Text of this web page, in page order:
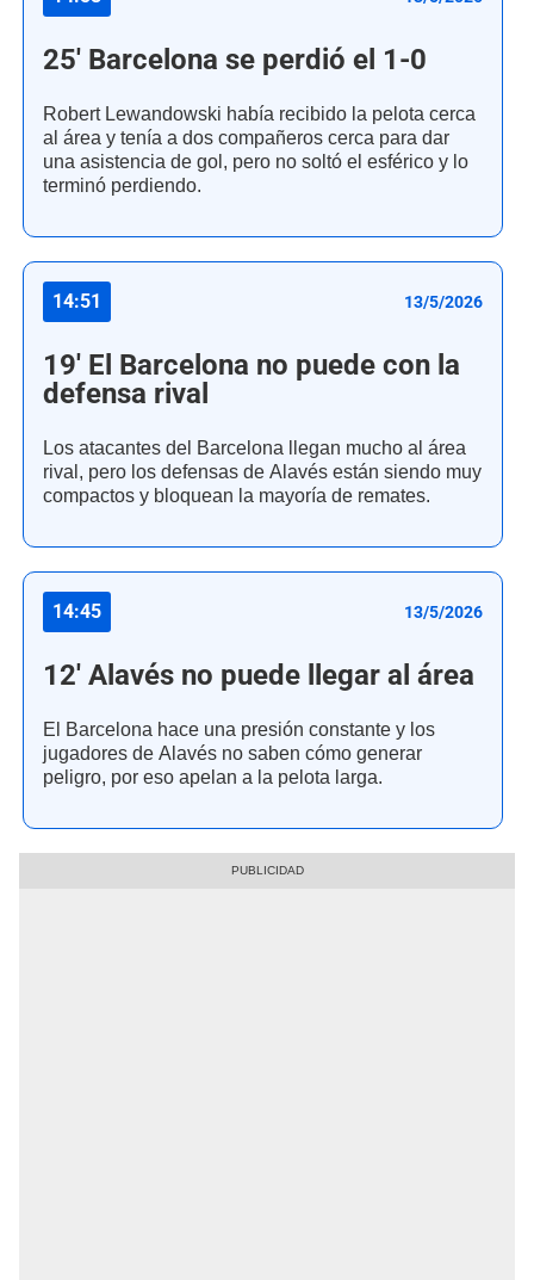
25' Barcelona se perdió el 1-0
Robert Lewandowski había recibido la pelota cerca
al área y tenía a dos compañeros cerca para dar
una asistencia de gol, pero no soltó el esférico y lo
terminó perdiendo.
14:51 13/5/2026
19' El Barcelona no puede con la
defensa rival
Los atacantes del Barcelona llegan mucho al área
rival, pero los defensas de Alavés están siendo muy
compactos y bloquean la mayoría de remates.
14:45 13/5/2026
12' Alavés no puede llegar al área
El Barcelona hace una presión constante y los
jugadores de Alavés no saben cómo generar
peligro, por eso apelan a la pelota larga.